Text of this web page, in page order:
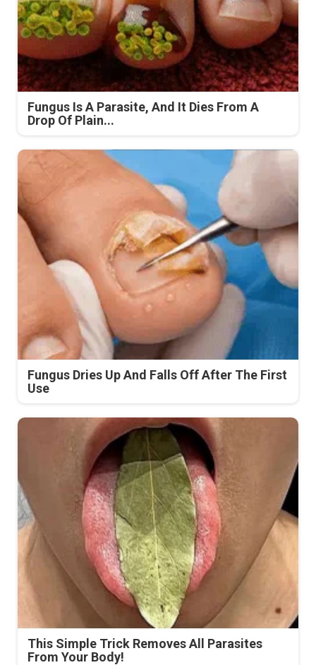
Fungus Is A Parasite, And It Dies From A
Drop Of Plain...
Fungus Dries Up And Falls Off After The First
Use
This Simple Trick Removes All Parasites
From Your Body!